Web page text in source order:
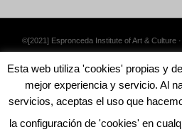
©[2021] Espronceda Institute of Art & Culture ·
Esta web utiliza 'cookies' propias y
mejor experiencia y servicio. Al
servicios, aceptas el uso que
la configuración de 'cookies' en
English